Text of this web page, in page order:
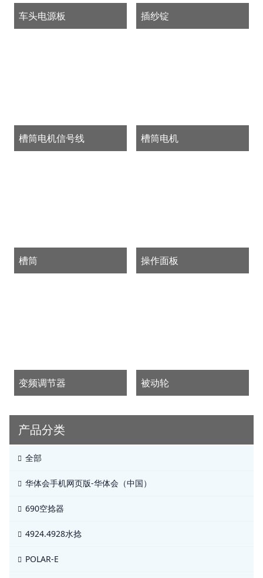
车头电源板 插纱锭
槽筒电机信号线 槽筒电机
槽筒 操作面板
变频调节器 被动轮
产品分类
全部
华体会手机网页版-华体会（中国）
690空捻器
4924.4928水捻
POLAR-E